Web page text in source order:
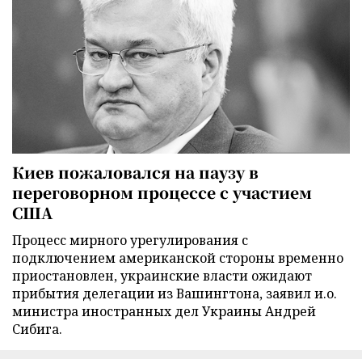
Киев пожаловался на паузу в
переговорном процессе с участием
США
Процесс мирного урегулирования с
подключением американской стороны временно
приостановлен, украинские власти ожидают
прибытия делегации из Вашингтона, заявил и.о.
министра иностранных дел Украины Андрей
Сибига.